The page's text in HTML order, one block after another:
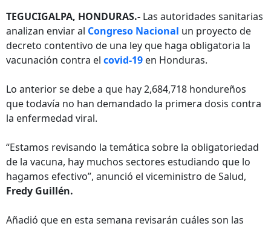
TEGUCIGALPA, HONDURAS.- Las autoridades sanitarias
analizan enviar al Congreso Nacional un proyecto de
decreto contentivo de una ley que haga obligatoria la
vacunación contra el covid-19 en Honduras.
Lo anterior se debe a que hay 2,684,718 hondureños
que todavía no han demandado la primera dosis contra
la enfermedad viral.
“Estamos revisando la temática sobre la obligatoriedad
de la vacuna, hay muchos sectores estudiando que lo
hagamos efectivo”, anunció el viceministro de Salud,
Fredy Guillén.
Añadió que en esta semana revisarán cuáles son las